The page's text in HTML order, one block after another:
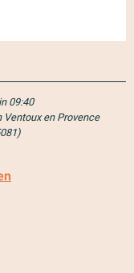
09:40
en Provence
)